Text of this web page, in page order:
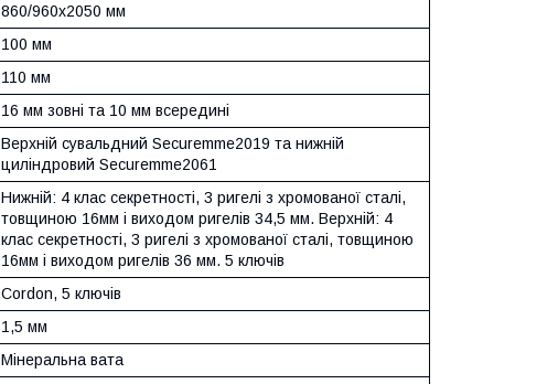
860/960х2050 мм
100 мм
110 мм
16 мм зовні та 10 мм всередині
Верхній сувальдний Securemme2019 та нижній
циліндровий Securemme2061
Нижній: 4 клас секретності, 3 ригелі з хромованої сталі,
товщиною 16мм і виходом ригелів 34,5 мм. Верхній: 4
клас секретності, 3 ригелі з хромованої сталі, товщиною
16мм і виходом ригелів 36 мм. 5 ключів
Cordon, 5 ключів
1,5 мм
Мінеральна вата